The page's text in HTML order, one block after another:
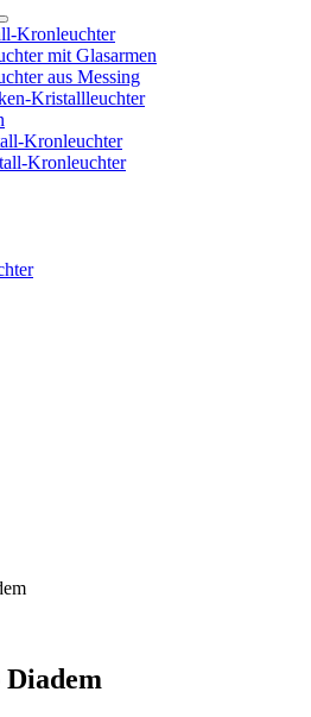
Kronleuchter
mit Glasarmen
aus Messing
Kristallleuchter
Kronleuchter
Kronleuchter